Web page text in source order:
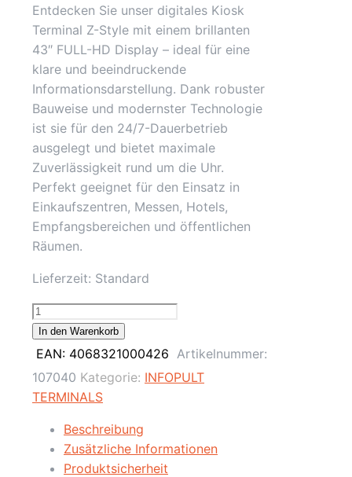
Entdecken Sie unser digitales Kiosk
Terminal Z-Style mit einem brillanten
43″ FULL-HD Display – ideal für eine
klare und beeindruckende
Informationsdarstellung. Dank robuster
Bauweise und modernster Technologie
ist sie für den 24/7-Dauerbetrieb
ausgelegt und bietet maximale
Zuverlässigkeit rund um die Uhr.
Perfekt geeignet für den Einsatz in
Einkaufszentren, Messen, Hotels,
Empfangsbereichen und öffentlichen
Räumen.
Lieferzeit: Standard
43"
Kiosk
POS
Style,
Signage
FULL-
In den Warenkorb
EAN: 4068321000426 Artikelnummer:
107040 Kategorie: INFOPULT
TERMINALS
Beschreibung
Zusätzliche Informationen
Produktsicherheit